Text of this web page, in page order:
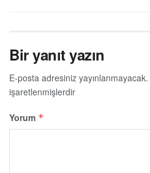
Bir yanıt yazın
E-posta adresiniz yayınlanmayacak.
işaretlenmişlerdir
Yorum *